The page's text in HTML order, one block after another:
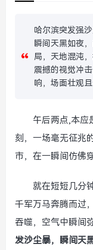
哈尔滨突发强
瞬间天黑如夜
局，天地混沌
震撼的视觉冲
响，场面壮观且
午后两点,本应
刻，一场毫无征兆
市，在一瞬间仿佛
就在短短几分
千军万马奔腾而过
吞噬，空气中瞬间
发沙尘暴，瞬间天